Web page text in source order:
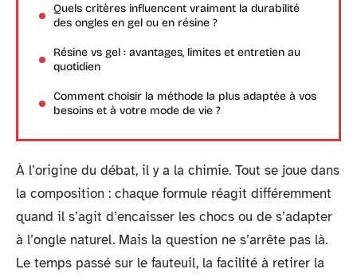
Quels critères influencent vraiment la durabilité
des ongles en gel ou en résine ?
Résine vs gel : avantages, limites et entretien au
quotidien
Comment choisir la méthode la plus adaptée à vos
besoins et à votre mode de vie ?
À l’origine du débat, il y a la chimie. Tout se joue dans
la composition : chaque formule réagit différemment
quand il s’agit d’encaisser les chocs ou de s’adapter
à l’ongle naturel. Mais la question ne s’arrête pas là.
Le temps passé sur le fauteuil, la facilité à retirer la